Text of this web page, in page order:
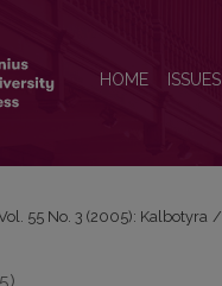
HOME ISSUES
55 No. 3 (2005): Kalbotyra /